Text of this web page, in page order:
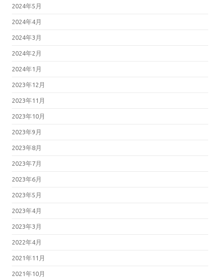
2024年5月
2024年4月
2024年3月
2024年2月
2024年1月
2023年12月
2023年11月
2023年10月
2023年9月
2023年8月
2023年7月
2023年6月
2023年5月
2023年4月
2023年3月
2022年4月
2021年11月
2021年10月